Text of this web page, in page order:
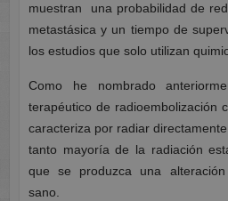
muestran una probabilidad de
metastásica y un tiempo de
los estudios que solo utilizan
Como he nombrado
terapéutico de radioembolización
caracteriza por radiar
tanto mayoría de la radiación
que se produzca una
sano.